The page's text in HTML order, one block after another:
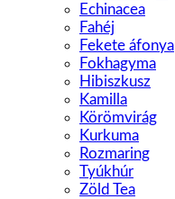
Echinacea
Fahéj
Fekete áfonya
Fokhagyma
Hibiszkusz
Kamilla
Körömvirág
Kurkuma
Rozmaring
Tyúkhúr
Zöld Tea